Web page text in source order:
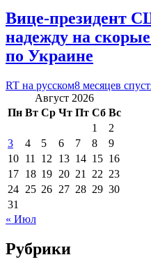
Вице-президент
надежду на
по Украине
RT на русском8 месяцев
Август 2026
Пн Вт Ср Чт Пт Сб Вс
1
2
3
4 5 6 7 8
9
10 11 12 13 14 15 16
17 18 19 20 21 22 23
24 25 26 27 28 29 30
31
« Июл
Рубрики